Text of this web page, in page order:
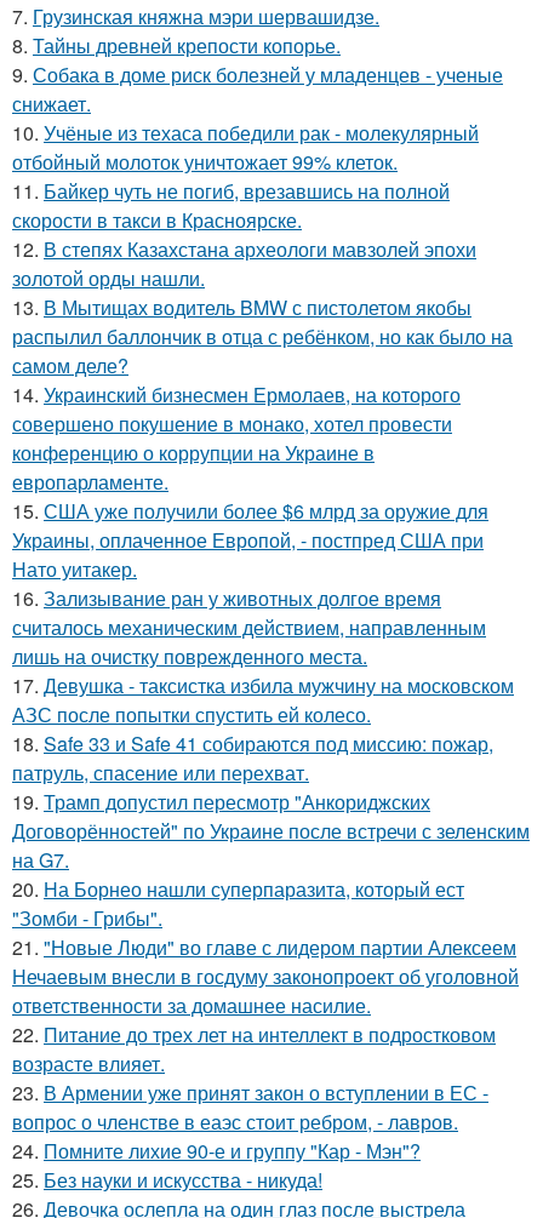
7. Грузинская княжна мэри шервашидзе.
8. Тайны древней крепости копорье.
9. Собака в доме риск болезней у младенцев - ученые
снижает.
10. Учёные из техаса победили рак - молекулярный
отбойный молоток уничтожает 99% клеток.
11. Байкер чуть не погиб, врезавшись на полной
скорости в такси в Красноярске.
12. В степях Казахстана археологи мавзолей эпохи
золотой орды нашли.
13. В Мытищах водитель BMW с пистолетом якобы
распылил баллончик в отца с ребёнком, но как было на
самом деле?
14. Украинский бизнесмен Ермолаев, на которого
совершено покушение в монако, хотел провести
конференцию о коррупции на Украине в
европарламенте.
15. США уже получили более $6 млрд за оружие для
Украины, оплаченное Европой, - постпред США при
Нато уитакер.
16. Зализывание ран у животных долгое время
считалось механическим действием, направленным
лишь на очистку поврежденного места.
17. Девушка - таксистка избила мужчину на московском
АЗС после попытки спустить ей колесо.
18. Safe 33 и Safe 41 собираются под миссию: пожар,
патруль, спасение или перехват.
19. Трамп допустил пересмотр "Анкориджских
Договорённостей" по Украине после встречи с зеленским
на G7.
20. На Борнео нашли суперпаразита, который ест
"Зомби - Грибы".
21. "Новые Люди" во главе с лидером партии Алексеем
Нечаевым внесли в госдуму законопроект об уголовной
ответственности за домашнее насилие.
22. Питание до трех лет на интеллект в подростковом
возрасте влияет.
23. В Армении уже принят закон о вступлении в ЕС -
вопрос о членстве в еаэс стоит ребром, - лавров.
24. Помните лихие 90-е и группу "Кар - Мэн"?
25. Без науки и искусства - никуда!
26. Девочка ослепла на один глаз после выстрела